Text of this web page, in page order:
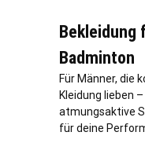
Bekleidung
Badminton
Für Männer, die
Kleidung lieben
atmungsaktive
für deine